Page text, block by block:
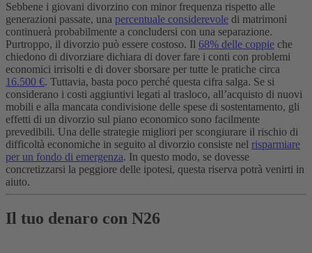
Sebbene i giovani divorzino con minor frequenza rispetto alle
generazioni passate, una percentuale considerevole di matrimoni
continuerà probabilmente a concludersi con una separazione.
Purtroppo, il divorzio può essere costoso. Il 68% delle coppie che
chiedono di divorziare dichiara di dover fare i conti con problemi
economici irrisolti e di dover sborsare per tutte le pratiche circa
16.500 €. Tuttavia, basta poco perché questa cifra salga. Se si
considerano i costi aggiuntivi legati al trasloco, all’acquisto di nuovi
mobili e alla mancata condivisione delle spese di sostentamento, gli
effetti di un divorzio sul piano economico sono facilmente
prevedibili. Una delle strategie migliori per scongiurare il rischio di
difficoltà economiche in seguito al divorzio consiste nel risparmiare
per un fondo di emergenza. In questo modo, se dovesse
concretizzarsi la peggiore delle ipotesi, questa riserva potrà venirti in
aiuto.
Il tuo denaro con N26